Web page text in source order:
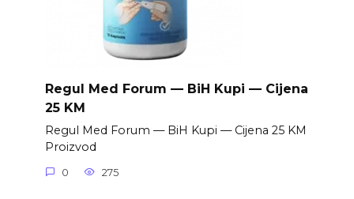
Regul Med Forum — BiH Kupi — Cijena
25 KM
Regul Med Forum — BiH Kupi — Cijena 25 KM
Proizvod
0 275